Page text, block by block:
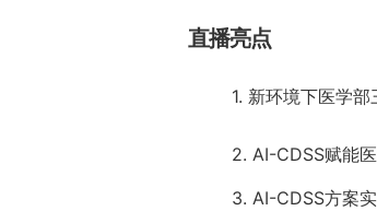
直播亮点
1. 新环境下医学部
2. AI-CDSS赋能医
3. AI-CDSS方案实